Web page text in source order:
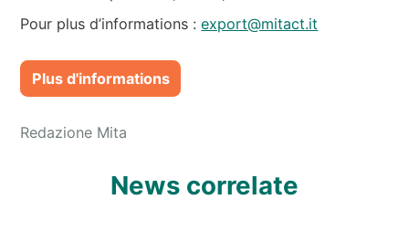
Pour plus d’informations :export@mitact.it
Plus d'informations
Redazione Mita
News correlate